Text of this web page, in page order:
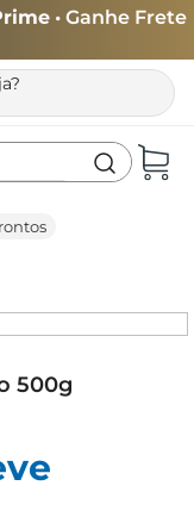
• Ganhe Frete
500g